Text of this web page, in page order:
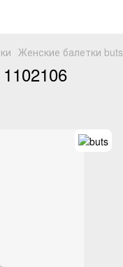
Женские балетки